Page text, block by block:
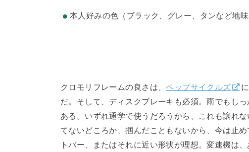
本人好みの色（ブラック、グレー、タンなど地味
クロモリフレームの良さは、ペップサイクルズ
だ。そして、ディスクブレーキも必須。雨でもし
ある。いずれ通学で使うだろうから、これも譲れ
てないどころか、掴んだこともないから、今は止
トバー、またはそれに近い形状が理想。変速機は